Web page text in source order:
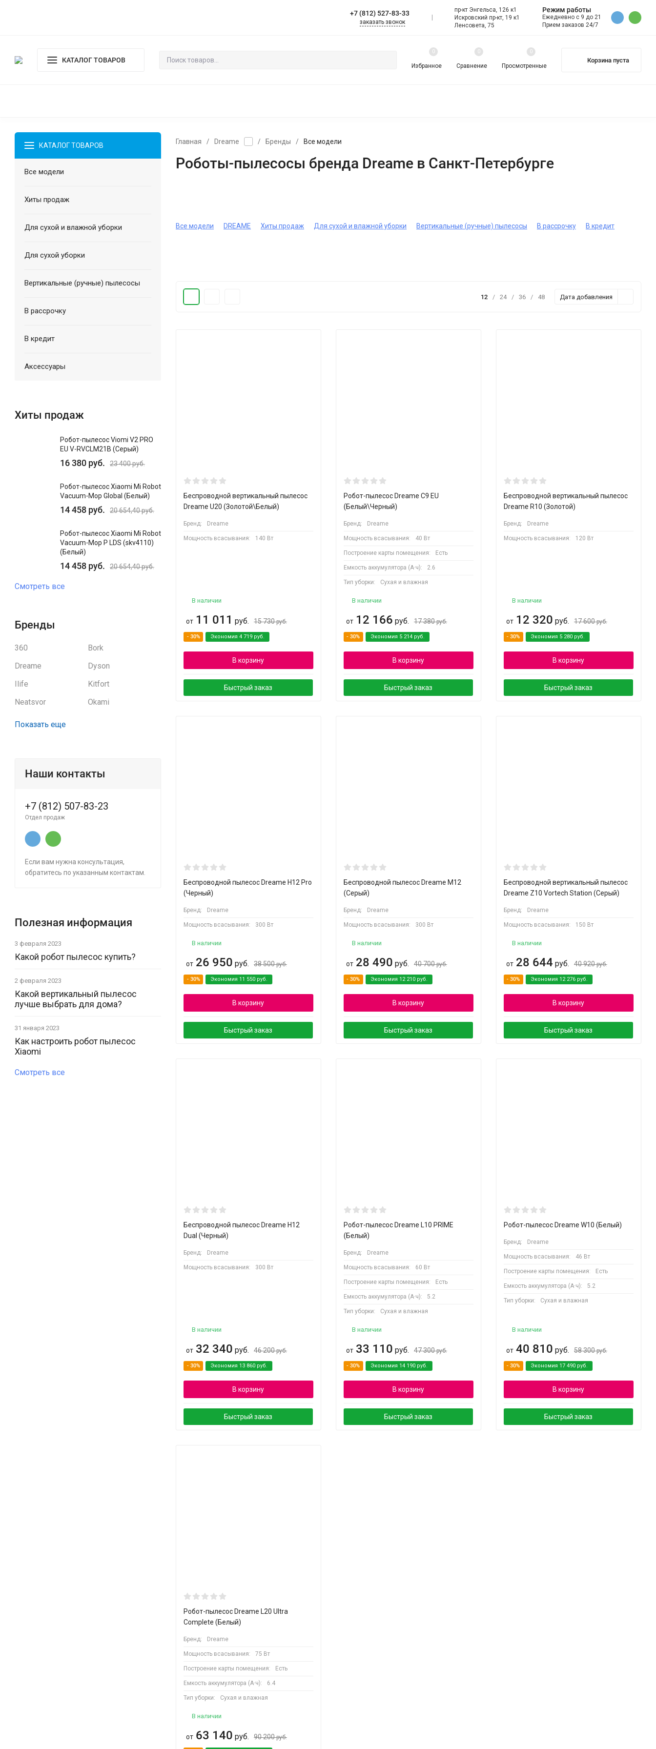
+7 (812) 527-83-33
заказать звонок
пр-кт Энгельса, 126 к1
Искровский пр-кт, 19 к1
Ленсовета, 75
Режим работы
Ежедневно с 9 до 21
Прием заказов 24/7
КАТАЛОГ ТОВАРОВ
Избранное
0
Сравнение
0
Просмотренные
0
Корзина пуста
КАТАЛОГ ТОВАРОВ
Все модели
Хиты продаж
Для сухой и влажной уборки
Для сухой уборки
Вертикальные (ручные) пылесосы
В рассрочку
В кредит
Аксессуары
Хиты продаж
Робот-пылесос Viomi V2 PRO
EU V-RVCLM21B (Серый)
16 380 руб. 23 400руб.
Робот-пылесос Xiaomi Mi Robot
Vacuum-Mop Global (Белый)
14 458 руб. 20 654,40руб.
Робот-пылесос Xiaomi Mi Robot
Vacuum-Mop P LDS (skv4110)
(Белый)
14 458 руб. 20 654,40руб.
Смотреть все
Бренды
360
Bork
Dreame
Dyson
Ilife
Kitfort
Neatsvor
Okami
Показать еще
Наши контакты
+7 (812) 507-83-23
Отдел продаж
Если вам нужна консультация,
обратитесь по указанным контактам.
Полезная информация
3 февраля 2023
Какой робот пылесос купить?
2 февраля 2023
Какой вертикальный пылесос
лучше выбрать для дома?
31 января 2023
Как настроить робот пылесос
Xiaomi
Смотреть все
Главная / Dreame / Бренды / Все модели
Роботы-пылесосы бренда Dreame в Санкт-Петербурге
Все модели DREAME Хиты продаж Для сухой и влажной уборки Вертикальные (ручные) пылесосы В рассрочку В кредит
12 / 24 / 36 / 48 Дата добавления
Беспроводной вертикальный пылесос
Dreame U20 (Золотой\Белый)
Бренд: Dreame
Мощность всасывания: 140 Вт
В наличии
от 11 011 руб. 15 730 руб.
- 30% Экономия 4 719 руб.
В корзину
Быстрый заказ
Робот-пылесос Dreame C9 EU
(Белый\Черный)
Бренд: Dreame
Мощность всасывания: 40 Вт
Построение карты помещения: Есть
Емкость аккумулятора (А·ч): 2.6
Тип уборки: Сухая и влажная
В наличии
от 12 166 руб. 17 380 руб.
- 30% Экономия 5 214 руб.
В корзину
Быстрый заказ
Беспроводной вертикальный пылесос
Dreame R10 (Золотой)
Бренд: Dreame
Мощность всасывания: 120 Вт
В наличии
от 12 320 руб. 17 600 руб.
- 30% Экономия 5 280 руб.
В корзину
Быстрый заказ
Беспроводной пылесос Dreame H12 Pro
(Черный)
Бренд: Dreame
Мощность всасывания: 300 Вт
В наличии
от 26 950 руб. 38 500 руб.
- 30% Экономия 11 550 руб.
В корзину
Быстрый заказ
Беспроводной пылесос Dreame M12
(Серый)
Бренд: Dreame
Мощность всасывания: 300 Вт
В наличии
от 28 490 руб. 40 700 руб.
- 30% Экономия 12 210 руб.
В корзину
Быстрый заказ
Беспроводной вертикальный пылесос
Dreame Z10 Vortech Station (Серый)
Бренд: Dreame
Мощность всасывания: 150 Вт
В наличии
от 28 644 руб. 40 920 руб.
- 30% Экономия 12 276 руб.
В корзину
Быстрый заказ
Беспроводной пылесос Dreame H12
Dual (Черный)
Бренд: Dreame
Мощность всасывания: 300 Вт
В наличии
от 32 340 руб. 46 200 руб.
- 30% Экономия 13 860 руб.
В корзину
Быстрый заказ
Робот-пылесос Dreame L10 PRIME
(Белый)
Бренд: Dreame
Мощность всасывания: 60 Вт
Построение карты помещения: Есть
Емкость аккумулятора (А·ч): 5.2
Тип уборки: Сухая и влажная
В наличии
от 33 110 руб. 47 300 руб.
- 30% Экономия 14 190 руб.
В корзину
Быстрый заказ
Робот-пылесос Dreame W10 (Белый)
Бренд: Dreame
Мощность всасывания: 46 Вт
Построение карты помещения: Есть
Емкость аккумулятора (А·ч): 5.2
Тип уборки: Сухая и влажная
В наличии
от 40 810 руб. 58 300 руб.
- 30% Экономия 17 490 руб.
В корзину
Быстрый заказ
Робот-пылесос Dreame L20 Ultra
Complete (Белый)
Бренд: Dreame
Мощность всасывания: 75 Вт
Построение карты помещения: Есть
Емкость аккумулятора (А·ч): 6.4
Тип уборки: Сухая и влажная
В наличии
от 63 140 руб. 90 200 руб.